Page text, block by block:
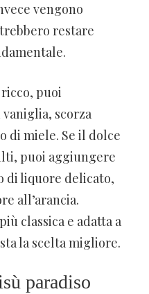
vengono
restare
puoi
scorza
di miele. Se il dolce
puoi aggiungere
di liquore delicato,
all’arancia.
classica e adatta a
la scelta migliore.
paradiso